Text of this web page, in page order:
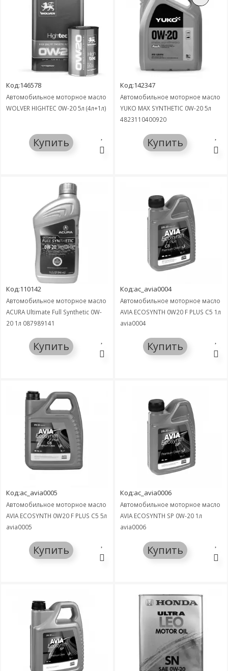
Код:146578
Автомобильное моторное масло
WOLVER HIGHTEC 0W-20 5л (4л+1л)
Купить
Код:142347
Автомобильное моторное масло
YUKO MAX SYNTHETIC 0W-20 5л
4823110400920
Купить
Код:110142
Автомобильное моторное масло
ACURA Ultimate Full Synthetic 0W-
20 1л 087989141
Купить
Код:ac_avia0004
Автомобильное моторное масло
AVIA ECOSYNTH 0W20 F PLUS C5 1л
avia0004
Купить
Код:ac_avia0005
Автомобильное моторное масло
AVIA ECOSYNTH 0W20 F PLUS C5 5л
avia0005
Купить
Код:ac_avia0006
Автомобильное моторное масло
AVIA ECOSYNTH SP 0W-20 1л
avia0006
Купить